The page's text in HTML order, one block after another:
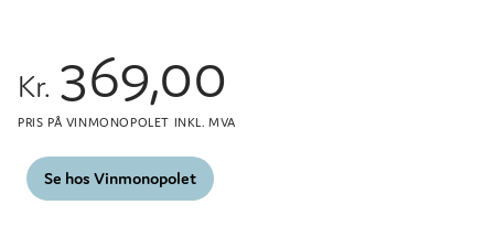
Kr. 369,00
PRIS PÅ VINMONOPOLET INKL. MVA
Se hos Vinmonopolet